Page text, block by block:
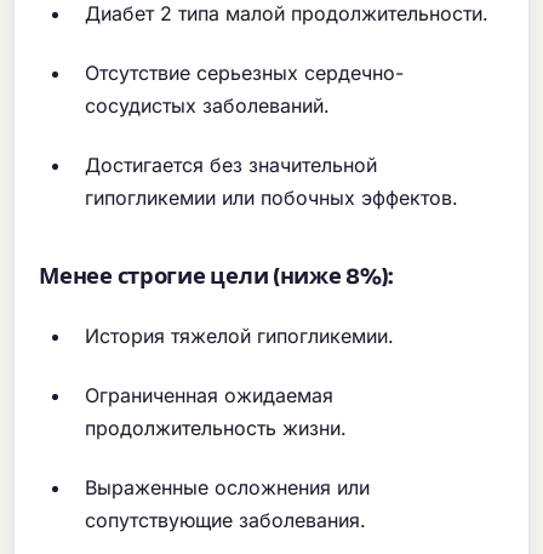
Диабет 2 типа малой продолжительности.
Отсутствие серьезных сердечно-
сосудистых заболеваний.
Достигается без значительной
гипогликемии или побочных эффектов.
Менее строгие цели (ниже 8%):
История тяжелой гипогликемии.
Ограниченная ожидаемая
продолжительность жизни.
Выраженные осложнения или
сопутствующие заболевания.